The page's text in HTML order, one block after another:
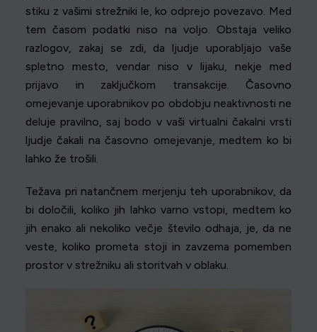
stiku z vašimi strežniki le, ko odprejo povezavo. Med
tem časom podatki niso na voljo. Obstaja veliko
razlogov, zakaj se zdi, da ljudje uporabljajo vaše
spletno mesto, vendar niso v lijaku, nekje med
prijavo in zaključkom transakcije. Časovno
omejevanje uporabnikov po obdobju neaktivnosti ne
deluje pravilno, saj bodo v vaši virtualni čakalni vrsti
ljudje čakali na časovno omejevanje, medtem ko bi
lahko že trošili.
Težava pri natančnem merjenju teh uporabnikov, da
bi določili, koliko jih lahko varno vstopi, medtem ko
jih enako ali nekoliko večje število odhaja, je, da ne
veste, koliko prometa stoji in zavzema pomemben
prostor v strežniku ali storitvah v oblaku.